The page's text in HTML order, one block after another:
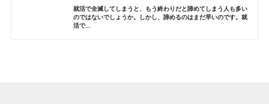
就活で全滅してしまうと、もう終わりだと諦めてしまう人も多い
のではないでしょうか。しかし、諦めるのはまだ早いのです。就
活で...